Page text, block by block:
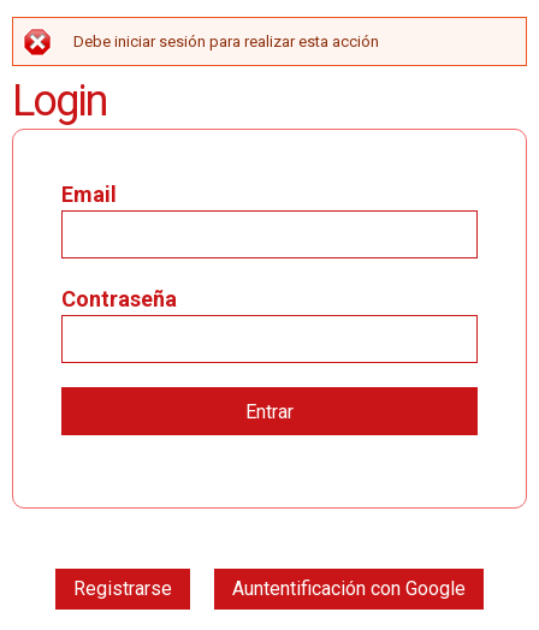
MENSAJE DE ERROR
Debe iniciar sesión para realizar esta acción
Login
Email
Contraseña
Registrarse Auntentificación con Google